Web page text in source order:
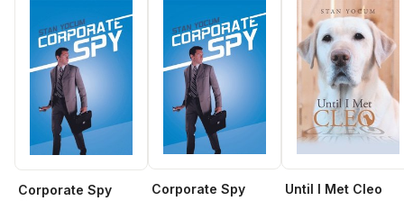
Corporate Spy Corporate Spy Until I Met Cleo